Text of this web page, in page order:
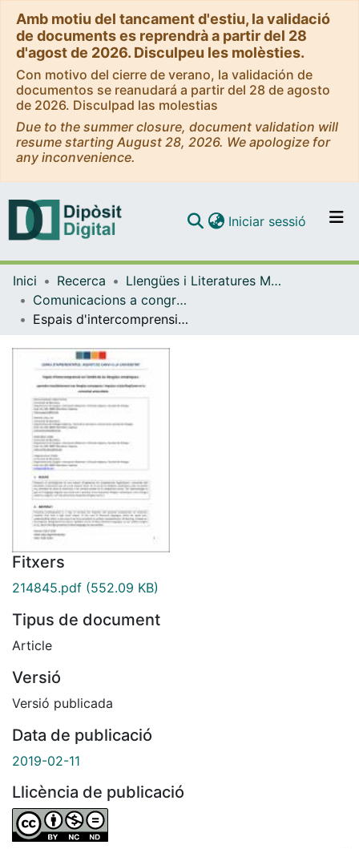
Amb motiu del tancament d'estiu, la validació
de documents es reprendrà a partir del 28
d'agost de 2026. Disculpeu les molèsties.
Con motivo del cierre de verano, la validación de
documentos se reanudará a partir del 28 de agosto
de 2026. Disculpad las molestias
Due to the summer closure, document validation will
resume starting August 28, 2026. We apologize for
any inconvenience.
Navega per tot el DD
Com publicar
Contacte
Iniciar sessió (current)
Inici Recerca
Llengües i Literatures Modernes i Estudis Anglesos
Comunicacions a congressos (Llengües i Literatures Modernes Estudis Anglesos)
Espais d'intercomprensió en l'àmbit de les llengües romàniques: aprendre simultàniament tres llengües estrangeres i impulsar el plurilingüisme en la comunitat universitària
Fitxers
214845.pdf (552.09 KB)
Tipus de document
Article
Versió
Versió publicada
Data de publicació
2019-02-11
Llicència de publicació